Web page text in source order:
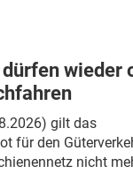
wieder
gilt das
für den
nicht